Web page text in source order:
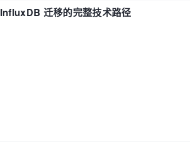
迁移的完整技术路径